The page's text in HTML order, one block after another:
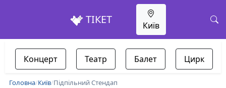
ТІКЕТ Київ
Концерт Театр Балет Цирк
Головна/Київ/Підпільний Стендап